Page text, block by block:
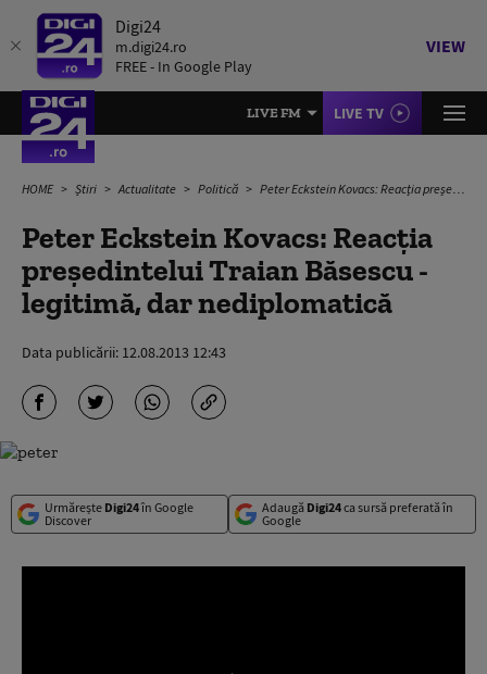
Digi24
m.digi24.ro
FREE - In Google Play
VIEW
LIVE FM LIVE TV
HOME Știri Actualitate Politică Peter Eckstein Kovacs: Reacția președintelui Traian Băsescu - legitimă, dar nediplomatică
Peter Eckstein Kovacs: Reacția
președintelui Traian Băsescu -
legitimă, dar nediplomatică
Data publicării: 12.08.2013 12:43
Urmărește Digi24în Google
Discover
Adaugă Digi24ca sursă preferată în
Google